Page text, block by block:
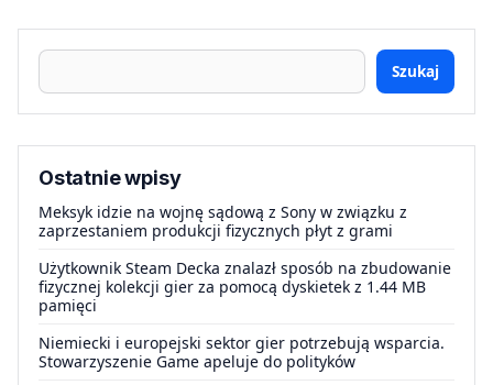
Szukaj
Ostatnie wpisy
Meksyk idzie na wojnę sądową z Sony w związku z
zaprzestaniem produkcji fizycznych płyt z grami
Użytkownik Steam Decka znalazł sposób na zbudowanie
fizycznej kolekcji gier za pomocą dyskietek z 1.44 MB
pamięci
Niemiecki i europejski sektor gier potrzebują wsparcia.
Stowarzyszenie Game apeluje do polityków